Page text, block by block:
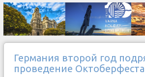
Германия второй год
проведение Октоберфеста